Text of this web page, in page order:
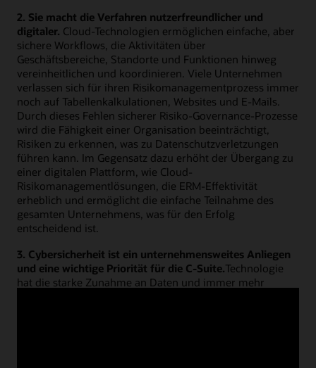
2. Sie macht die Verfahren nutzerfreundlicher und
digitaler. Cloud-Technologien ermöglichen einfache, aber
sichere Workflows, die Aktivitäten über
Geschäftsbereiche, Standorte und Funktionen hinweg
vereinheitlichen und koordinieren. Viele Unternehmen
verlassen sich für ihren Risikomanagementprozess immer
noch auf Tabellenkalkulationen, Websites und E-Mails.
Durch dieses Fehlen sicherer Risiko-Governance-Prozesse
wird die Fähigkeit einer Organisation beeinträchtigt,
Risiken zu erkennen, was zu Datenschutzverletzungen
führen kann. Im Gegensatz dazu erhöht der Übergang zu
einer digitalen Plattform, wie Cloud-
Risikomanagementlösungen, die ERM-Effektivität
erheblich und ermöglicht die einfache Teilnahme des
gesamten Unternehmens, was für den Erfolg
entscheidend ist.
3. Cybersicherheit ist ein unternehmensweites Anliegen
und eine wichtige Priorität für die C-Suite.Technologie
hat die starke Zunahme an Daten und immer mehr